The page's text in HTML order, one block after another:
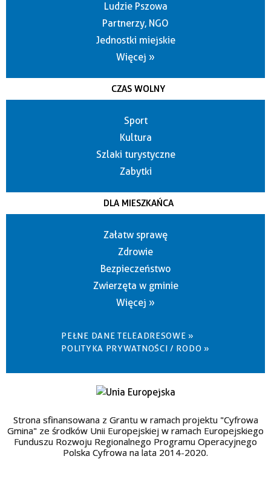
Ludzie Pszowa
Partnerzy, NGO
Jednostki miejskie
Więcej »
CZAS WOLNY
Sport
Kultura
Szlaki turystyczne
Zabytki
DLA MIESZKAŃCA
Załatw sprawę
Zdrowie
Bezpieczeństwo
Zwierzęta w gminie
Więcej »
PEŁNE DANE TELEADRESOWE »
POLITYKA PRYWATNOŚCI / RODO »
Strona sfinansowana z Grantu w ramach projektu "Cyfrowa
Gmina" ze środków Unii Europejskiej w ramach Europejskiego
Funduszu Rozwoju Regionalnego Programu Operacyjnego
Polska Cyfrowa na lata 2014-2020.